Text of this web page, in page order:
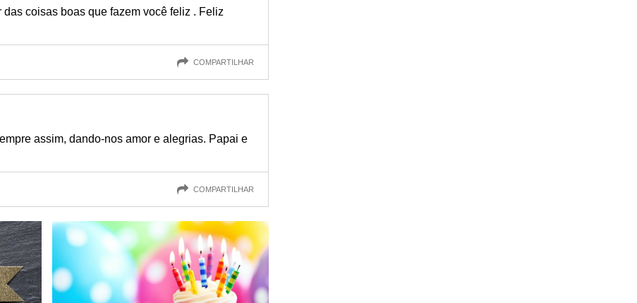
coisas boas que fazem você feliz . Feliz
COMPARTILHAR
assim, dando-nos amor e alegrias. Papai e
COMPARTILHAR